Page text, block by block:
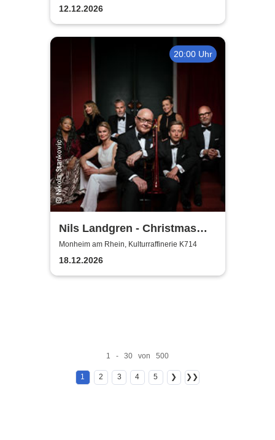
12.12.2026
20:00 Uhr
Nils Landgren - Christmas
With My Friends
Monheim am Rhein, Kulturraffinerie K714
18.12.2026
1 - 30 von 500
1 2 3 4 5 ❯ ❯❯